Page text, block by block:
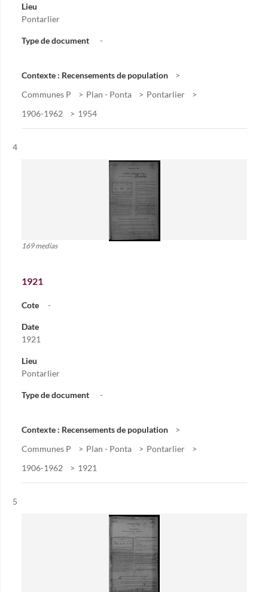
Lieu
Pontarlier
Type de document -
Contexte : Recensements de population
Communes P
Plan - Ponta
Pontarlier
1906-1962
1954
Résultat n°
4
169 medias
1921
Cote -
Date
1921
Lieu
Pontarlier
Type de document -
Contexte : Recensements de population
Communes P
Plan - Ponta
Pontarlier
1906-1962
1921
Résultat n°
5